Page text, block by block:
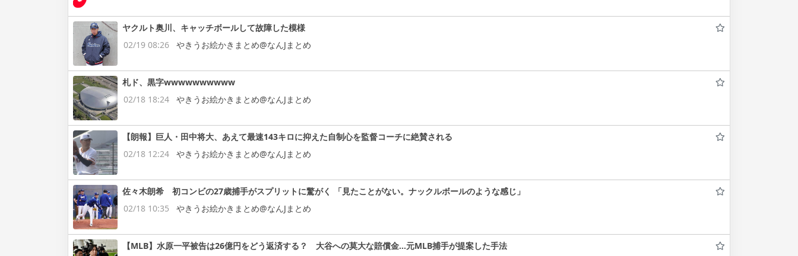
ヤクルト奥川、キャッチボールして故障した模様
02/19 08:26
やきうお絵かきまとめ@なんJまとめ
札ド、黒字wwwwwwwwww
02/18 18:24
やきうお絵かきまとめ@なんJまとめ
【朗報】巨人・田中将大、あえて最速143キロに抑えた自制心を監督コーチに絶賛される
02/18 12:24
やきうお絵かきまとめ@なんJまとめ
佐々木朗希 初コンビの27歳捕手がスプリットに驚がく 「見たことがない。ナックルボールのような感じ」
02/18 10:35
やきうお絵かきまとめ@なんJまとめ
【MLB】水原一平被告は26億円をどう返済する？ 大谷への莫大な賠償金…元MLB捕手が提案した手法